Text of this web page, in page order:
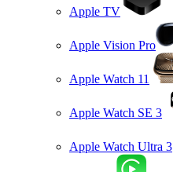
Apple TV
Apple Vision Pro
Apple Watch 11
Apple Watch SE 3
Apple Watch Ultra 3